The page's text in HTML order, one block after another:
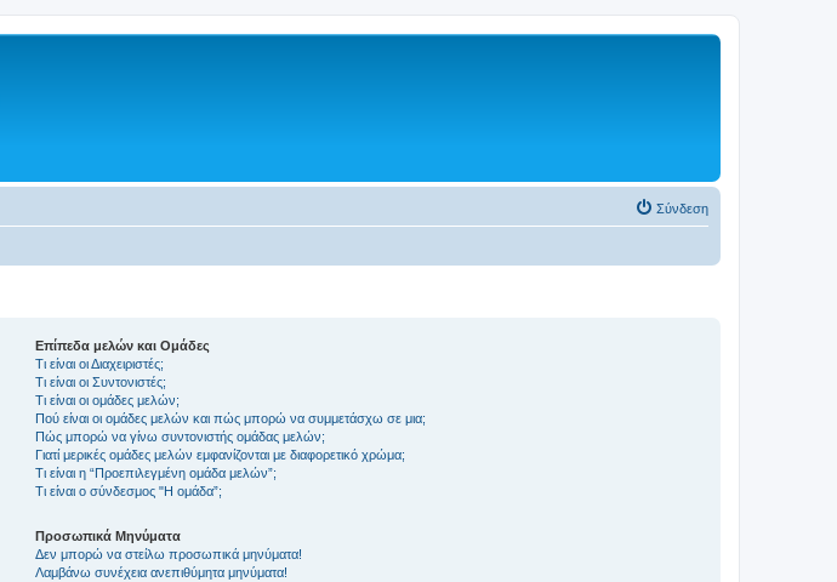
Σύνδεση
Επίπεδα μελών και Ομάδες
Τι είναι οι Διαχειριστές;
Τι είναι οι Συντονιστές;
Τι είναι οι ομάδες μελών;
Πού είναι οι ομάδες μελών και πώς μπορώ να συμμετάσχω σε μια;
Πώς μπορώ να γίνω συντονιστής ομάδας μελών;
Γιατί μερικές ομάδες μελών εμφανίζονται με διαφορετικό χρώμα;
Τι είναι η “Προεπιλεγμένη ομάδα μελών”;
Τι είναι ο σύνδεσμος "Η ομάδα”;
Προσωπικά Μηνύματα
Δεν μπορώ να στείλω προσωπικά μηνύματα!
Λαμβάνω συνέχεια ανεπιθύμητα μηνύματα!